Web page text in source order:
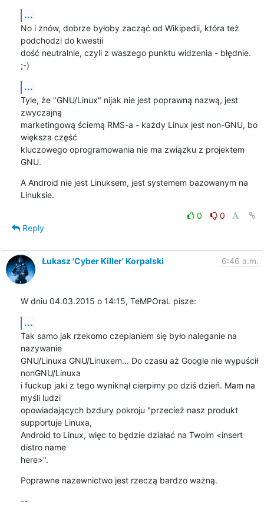
...
No i znów, dobrze byłoby zacząć od Wikipedii, która też
podchodzi do kwestii
dość neutralnie, czyli z waszego punktu widzenia - błędnie.
;-)
...
Tyle, że "GNU/Linux" nijak nie jest poprawną nazwą, jest
zwyczajną
marketingową ściemą RMS-a - każdy Linux jest non-GNU, bo
większa część
kluczowego oprogramowania nie ma związku z projektem
GNU.
A Android nie jest Linuksem, jest systemem bazowanym na
Linuksie.
0
0
Reply
Łukasz 'Cyber Killer' Korpalski 6:46 a.m.
W dniu 04.03.2015 o 14:15, TeMPOraL pisze:
...
Tak samo jak rzekomo czepianiem się było naleganie na
nazywanie
GNU/Linuxa GNU/Linuxem... Do czasu aż Google nie wypuścił
nonGNU/Linuxa
i fuckup jaki z tego wyniknął cierpimy po dziś dzień. Mam na
myśli ludzi
opowiadających bzdury pokroju "przecież nasz produkt
supportuje Linuxa,
Android to Linux, więc to będzie działać na Twoim <insert
distro name
here>".
Poprawne nazewnictwo jest rzeczą bardzo ważną.
--